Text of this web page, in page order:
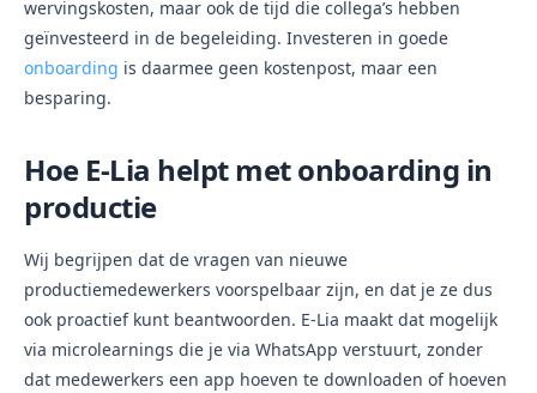
wervingskosten, maar ook de tijd die collega’s hebben
geïnvesteerd in de begeleiding. Investeren in goede
onboarding is daarmee geen kostenpost, maar een
besparing.
Hoe E-Lia helpt met onboarding in
productie
Wij begrijpen dat de vragen van nieuwe
productiemedewerkers voorspelbaar zijn, en dat je ze dus
ook proactief kunt beantwoorden. E-Lia maakt dat mogelijk
via microlearnings die je via WhatsApp verstuurt, zonder
dat medewerkers een app hoeven te downloaden of hoeven